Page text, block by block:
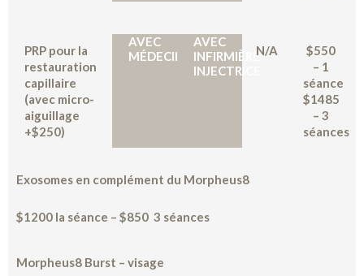
PRP pour la
restauration
capillaire
(avec micro-
aiguillage
+$250)
AVEC
MÉDECIN
AVEC
INFIRMIÈRE
INJECTRICE
N/A
$550
– 1
séance
$1485
– 3
séances
Exosomes en complément du Morpheus8
$1200 la séance – $850 3 séances
Morpheus8 Burst – visage